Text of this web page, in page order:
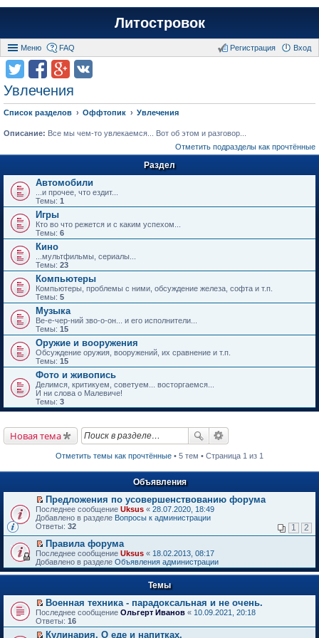
Литостровок
Меню FAQ Вход
Регистрация
Увлечения
Список разделов Оффтопик Увлечения
Описание: Все мы чем-то увлекаемся... Вот об этом и разговор...
Отметить подразделы как прочтённые
Раздел
Автомобили
...и прочее, что ездит...
Темы: 1
Игры
Кто во что режется и с каким успехом...
Темы: 6
Кино
...мультфильмы, сериалы...
Темы: 23
Компьютеры
Компьютеры, проблемы с ними, обсуждение железа, софта и т.п.
Темы: 5
Музыка
Ве-е-чер-ний зво-о-он... и его исполнители...
Темы: 15
Оружие и вооружения
Обсуждение оружия, вооружений, их сравнение и т.п.
Темы: 15
Фото и живопись
Делимся, критикуем, советуем... восторгаемся...
И ни слова о Малевиче!
Темы: 3
Новая тема
Отметить темы как прочтённые • 5 тем • Страница 1 из 1
Объявления
П
е
р
й
т
и
к
п
в
о
м
у
н
Предложения по усовершенствованию форума
Последнее сообщение Uksus « 28.07.2020, 18:49
Добавлено в разделе Вопросы к администрации
Ответы: 32 1 2
П
е
р
е
т
и
к
п
е
р
Правила форума
Последнее сообщение Uksus « 18.02.2013, 08:17
Добавлено в разделе Объявления администрации
Темы
П
е
р
е
Военная техника - парадоксальная и не очень.
Последнее сообщение Ольгерт Иванов « 10.09.2021, 20:18
Ответы: 16
Кулинария. О еде и напитках.